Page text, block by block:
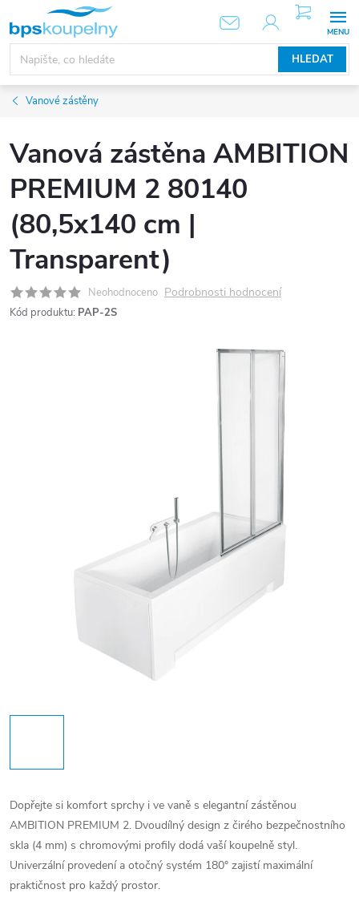
obsah
HLEDAT
NÁKUPNÍ
KOŠÍK
Vanové zástěny
Vanová zástěna AMBITION
PREMIUM 2 80140
(80,5x140 cm |
Transparent)
Neohodnoceno Podrobnosti hodnocení
Kód produktu: PAP-2S
Dopřejte si komfort sprchy i ve vaně s elegantní zástěnou
AMBITION PREMIUM 2. Dvoudílný design z čirého bezpečnostního
skla (4 mm) s chromovými profily dodá vaší koupelně styl.
Univerzální provedení a otočný systém 180° zajistí maximální
praktičnost pro každý prostor.